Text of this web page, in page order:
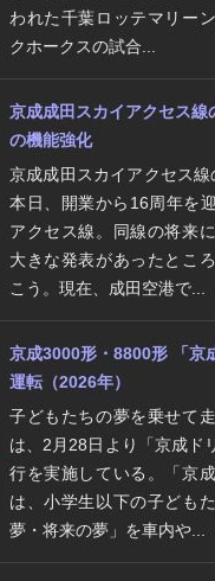
われた千葉ロッテマリー
クホークスの試合...
京成成田スカイアクセス
の機能強化
京成成田スカイアクセス線
本日、開業から16周年を
アクセス線。同線の将来
大きな発表があったとこ
こう。現在、成田空港で...
京成3000形・8800形 「京
運転（2026年）
子どもたちの夢を乗せて
は、2月28日より「京成ド
行を実施している。「京
は、小学生以下の子ども
夢・将来の夢」を車内や...